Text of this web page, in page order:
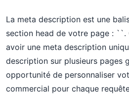
La meta description est une
section head de votre page : ` `.
avoir une meta description
description sur plusieurs pages
opportunité de personnaliser
commercial pour chaque